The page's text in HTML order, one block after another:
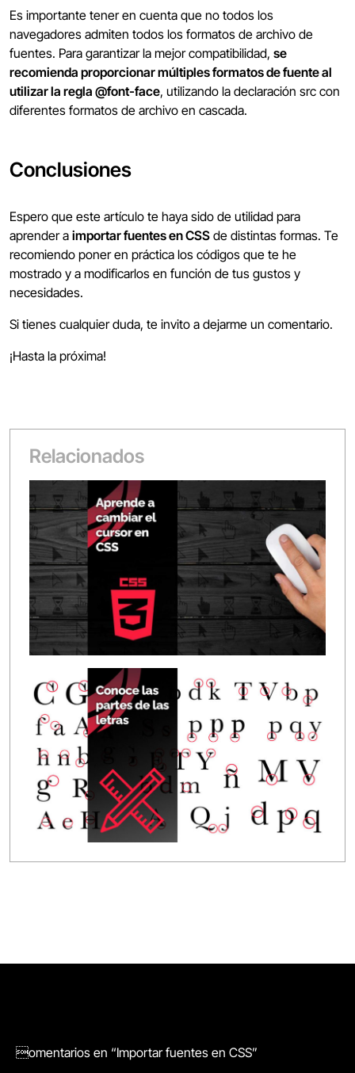
Es importante tener en cuenta que no todos los
navegadores admiten todos los formatos de archivo de
fuentes. Para garantizar la mejor compatibilidad, se
recomienda proporcionar múltiples formatos de fuente al
utilizar la regla @font-face, utilizando la declaración src con
diferentes formatos de archivo en cascada.
Conclusiones
Espero que este artículo te haya sido de utilidad para
aprender a importar fuentes en CSS de distintas formas. Te
recomiendo poner en práctica los códigos que te he
mostrado y a modificarlos en función de tus gustos y
necesidades.
Si tienes cualquier duda, te invito a dejarme un comentario.
¡Hasta la próxima!
omentarios en “Importar fuentes en CSS”